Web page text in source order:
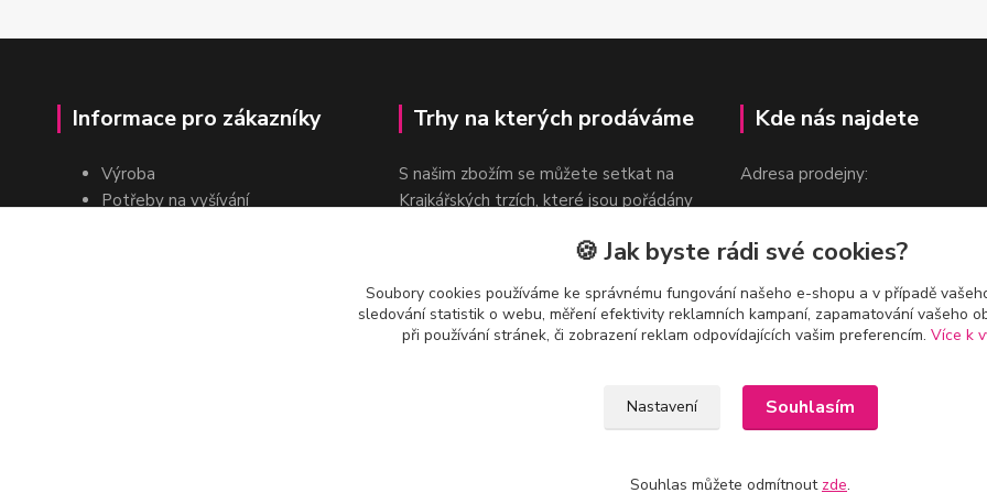
Informace pro zákazníky
Výroba
Potřeby na vyšívání
Trhy na kterých prodáváme
S našim zbožím se můžete setkat na
Krajkářských trzích, které jsou pořádány
Kde nás najdete
Adresa prodejny:
v blízkosti stanice Metra B -
Českomoravská
🍪 Jak byste rádi své cookies?
Soubory cookies používáme ke správnému fungování našeho e-shopu a v případě
sledování statistik o webu, měření efektivity reklamních kampaní, zapamatování vašeho
při používání stránek, či zobrazení reklam odpovídajících vašim preferencím. Více k
Nastavení Souhlasím
Souhlas můžete odmítnout zde.